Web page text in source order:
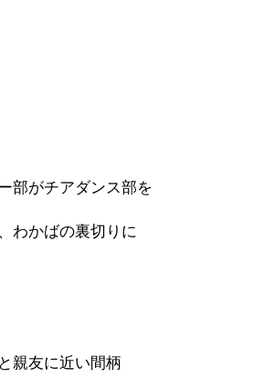
部がチアダンス部を
わかばの裏切りに
親友に近い間柄